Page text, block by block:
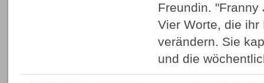
Freundin.
Vier Worte, die ihr
verändern. Sie
und die